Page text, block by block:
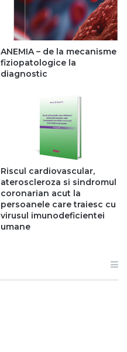
ANEMIA – de la mecanisme
fiziopatologice la
diagnostic
Riscul cardiovascular,
ateroscleroza si sindromul
coronarian acut la
persoanele care traiesc cu
virusul imunodeficientei
umane